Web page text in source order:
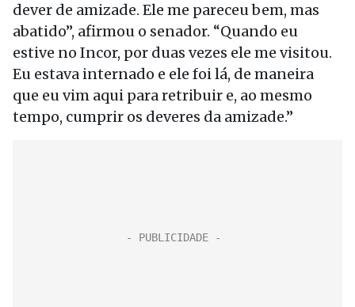
dever de amizade. Ele me pareceu bem, mas
abatido”, afirmou o senador. “Quando eu
estive no Incor, por duas vezes ele me visitou.
Eu estava internado e ele foi lá, de maneira
que eu vim aqui para retribuir e, ao mesmo
tempo, cumprir os deveres da amizade.”